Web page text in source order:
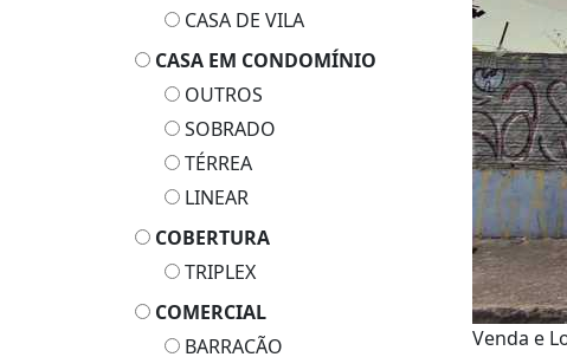
CASA DE VILA
CASA EM CONDOMÍNIO
OUTROS
SOBRADO
TÉRREA
LINEAR
COBERTURA
TRIPLEX
COMERCIAL
BARRACÃO
Venda e